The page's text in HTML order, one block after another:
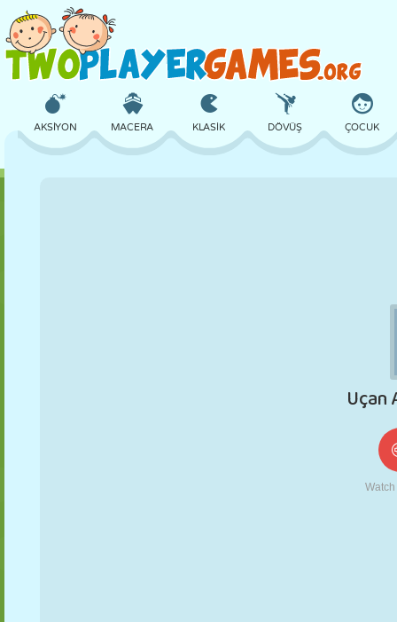
AKSIYON MACERA KLASIK DÖVÜŞ ÇOCUK
TIC TAC TOE